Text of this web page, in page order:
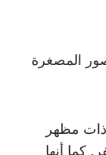
المصغرة
مظهر
كما أنها